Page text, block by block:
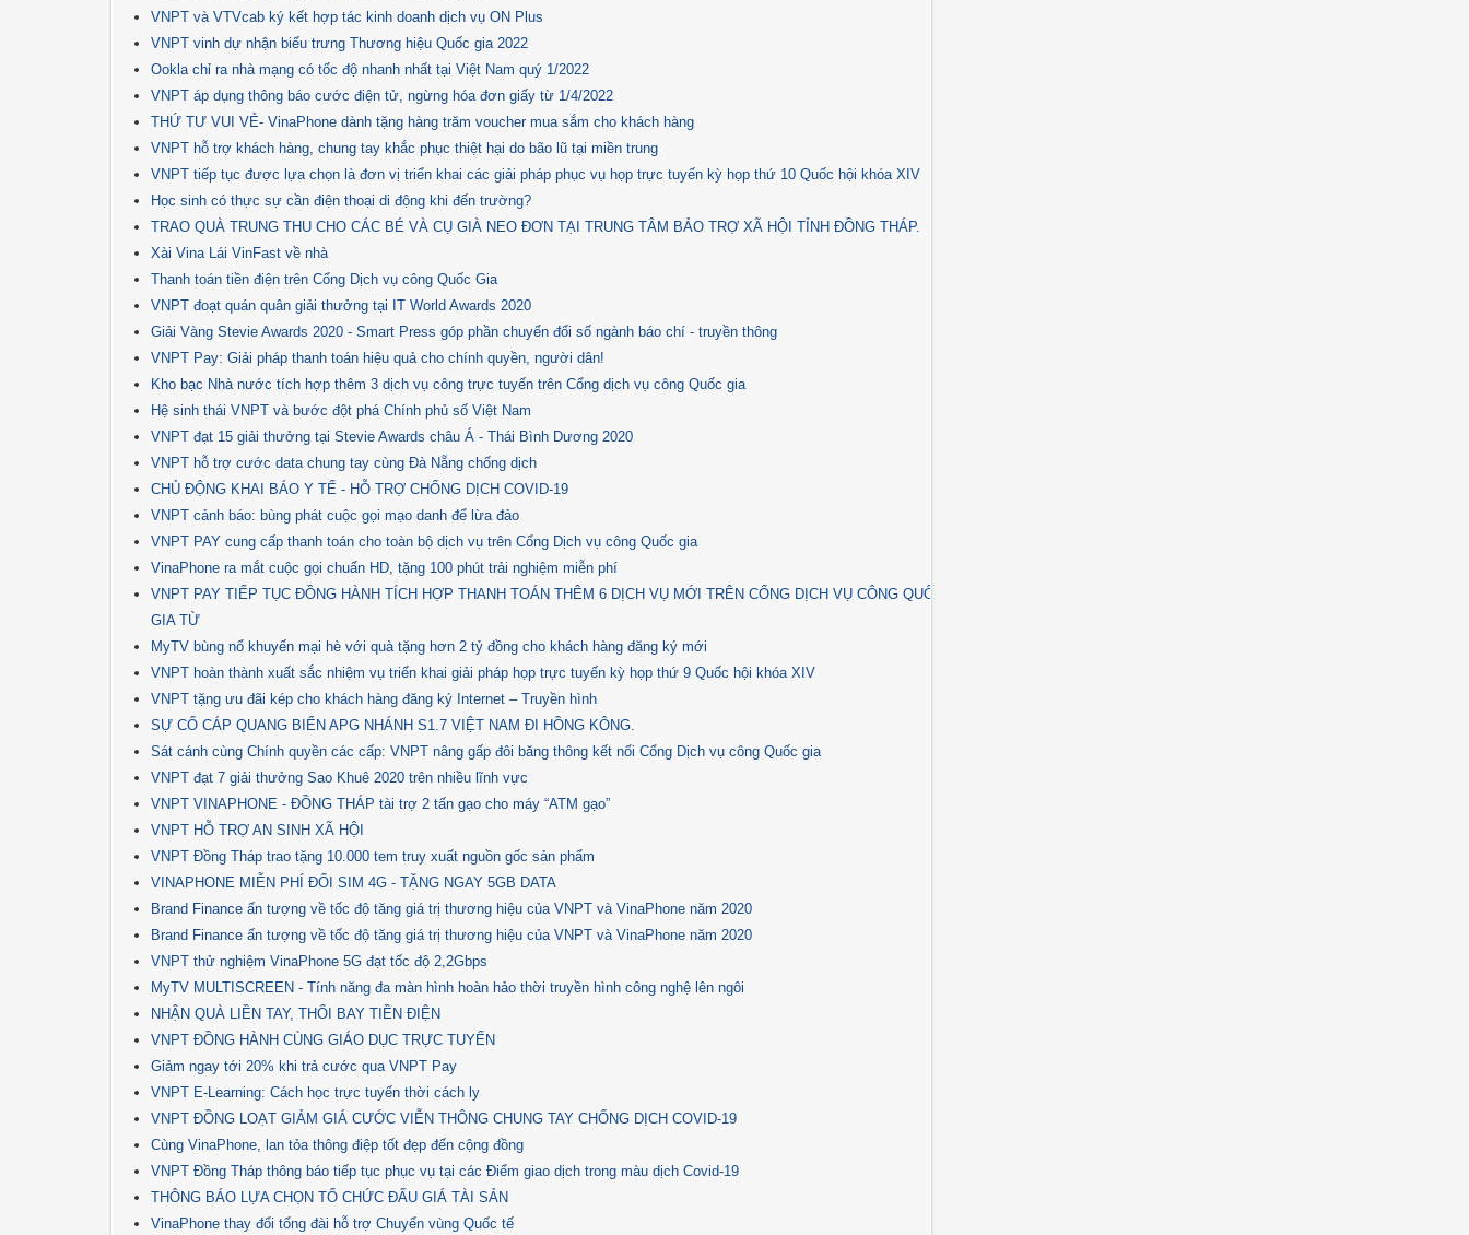
VNPT và VTVcab ký kết hợp tác kinh doanh dịch vụ ON Plus
VNPT vinh dự nhận biểu trưng Thương hiệu Quốc gia 2022
Ookla chỉ ra nhà mạng có tốc độ nhanh nhất tại Việt Nam quý 1/2022
VNPT áp dụng thông báo cước điện tử, ngừng hóa đơn giấy từ 1/4/2022
THỨ TƯ VUI VẺ- VinaPhone dành tặng hàng trăm voucher mua sắm cho khách hàng
VNPT hỗ trợ khách hàng, chung tay khắc phục thiệt hại do bão lũ tại miền trung
VNPT tiếp tục được lựa chọn là đơn vị triển khai các giải pháp phục vụ họp trực tuyến kỳ họp thứ 10 Quốc hội khóa XIV
Học sinh có thực sự cần điện thoại di động khi đến trường?
TRAO QUÀ TRUNG THU CHO CÁC BÉ VÀ CỤ GIÀ NEO ĐƠN TẠI TRUNG TÂM BẢO TRỢ XÃ HỘI TỈNH ĐỒNG THÁP.
Xài Vina Lái VinFast về nhà
Thanh toán tiền điện trên Cổng Dịch vụ công Quốc Gia
VNPT đoạt quán quân giải thưởng tại IT World Awards 2020
Giải Vàng Stevie Awards 2020 - Smart Press góp phần chuyển đổi số ngành báo chí - truyền thông
VNPT Pay: Giải pháp thanh toán hiệu quả cho chính quyền, người dân!
Kho bạc Nhà nước tích hợp thêm 3 dịch vụ công trực tuyến trên Cổng dịch vụ công Quốc gia
Hệ sinh thái VNPT và bước đột phá Chính phủ số Việt Nam
VNPT đạt 15 giải thưởng tại Stevie Awards châu Á - Thái Bình Dương 2020
VNPT hỗ trợ cước data chung tay cùng Đà Nẵng chống dịch
CHỦ ĐỘNG KHAI BÁO Y TẾ - HỖ TRỢ CHỐNG DỊCH COVID-19
VNPT cảnh báo: bùng phát cuộc gọi mạo danh để lừa đảo
VNPT PAY cung cấp thanh toán cho toàn bộ dịch vụ trên Cổng Dịch vụ công Quốc gia
VinaPhone ra mắt cuộc gọi chuẩn HD, tặng 100 phút trải nghiệm miễn phí
VNPT PAY TIẾP TỤC ĐỒNG HÀNH TÍCH HỢP THANH TOÁN THÊM 6 DỊCH VỤ MỚI TRÊN CỔNG DỊCH VỤ CÔNG QUỐC
GIA TỪ
MyTV bùng nổ khuyến mại hè với quà tặng hơn 2 tỷ đồng cho khách hàng đăng ký mới
VNPT hoàn thành xuất sắc nhiệm vụ triển khai giải pháp họp trực tuyến kỳ họp thứ 9 Quốc hội khóa XIV
VNPT tặng ưu đãi kép cho khách hàng đăng ký Internet – Truyền hình
SỰ CỐ CÁP QUANG BIỂN APG NHÁNH S1.7 VIỆT NAM ĐI HỒNG KÔNG.
Sát cánh cùng Chính quyền các cấp: VNPT nâng gấp đôi băng thông kết nối Cổng Dịch vụ công Quốc gia
VNPT đạt 7 giải thưởng Sao Khuê 2020 trên nhiều lĩnh vực
VNPT VINAPHONE - ĐỒNG THÁP tài trợ 2 tấn gạo cho máy “ATM gạo”
VNPT HỖ TRỢ AN SINH XÃ HỘI
VNPT Đồng Tháp trao tặng 10.000 tem truy xuất nguồn gốc sản phẩm
VINAPHONE MIỄN PHÍ ĐỔI SIM 4G - TẶNG NGAY 5GB DATA
Brand Finance ấn tượng về tốc độ tăng giá trị thương hiệu của VNPT và VinaPhone năm 2020
Brand Finance ấn tượng về tốc độ tăng giá trị thương hiệu của VNPT và VinaPhone năm 2020
VNPT thử nghiệm VinaPhone 5G đạt tốc độ 2,2Gbps
MyTV MULTISCREEN - Tính năng đa màn hình hoàn hảo thời truyền hình công nghệ lên ngôi
NHẬN QUÀ LIỀN TAY, THỔI BAY TIỀN ĐIỆN
VNPT ĐỒNG HÀNH CÙNG GIÁO DỤC TRỰC TUYẾN
Giảm ngay tới 20% khi trả cước qua VNPT Pay
VNPT E-Learning: Cách học trực tuyến thời cách ly
VNPT ĐỒNG LOẠT GIẢM GIÁ CƯỚC VIỄN THÔNG CHUNG TAY CHỐNG DỊCH COVID-19
Cùng VinaPhone, lan tỏa thông điệp tốt đẹp đến cộng đồng
VNPT Đồng Tháp thông báo tiếp tục phục vụ tại các Điểm giao dịch trong màu dịch Covid-19
THÔNG BÁO LỰA CHỌN TỔ CHỨC ĐẤU GIÁ TÀI SẢN
VinaPhone thay đổi tổng đài hỗ trợ Chuyển vùng Quốc tế